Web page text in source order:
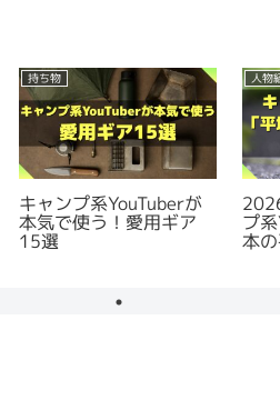
持ち物
キャンプ系YouTuberが
本気で使う！愛用ギア
15選
人物
プ
本